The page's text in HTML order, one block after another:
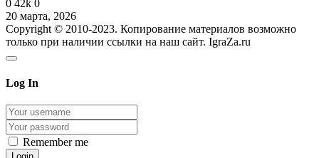
0 42k 0
20 марта, 2026
Copyright © 2010-2023. Копирование материалов возможно
только при наличии ссылки на наш сайт. IgraZa.ru
Log In
Remember me